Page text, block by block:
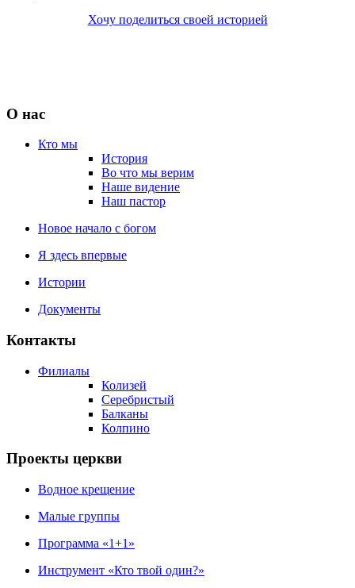
Хочу поделиться своей историей
О нас
Кто мы
История
Во что мы верим
Наше видение
Наш пастор
Новое начало с богом
Я здесь впервые
Истории
Документы
Контакты
Филиалы
Колизей
Серебристый
Балканы
Колпино
Проекты церкви
Водное крещение
Малые группы
Программа «1+1»
Инструмент «Кто твой один?»